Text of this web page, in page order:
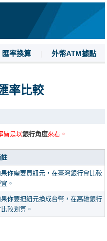
匯率換算 外幣ATM據點
率比較
皆是以銀行角度來看。
你需要買紐元，在臺灣銀行會比較
。
你要把紐元換成台幣，在高雄銀行
較划算。